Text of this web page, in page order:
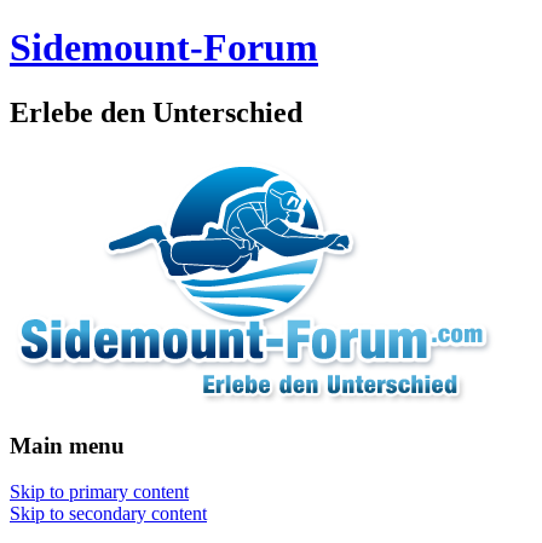
Sidemount-Forum
Erlebe den Unterschied
Main menu
Skip to primary content
Skip to secondary content